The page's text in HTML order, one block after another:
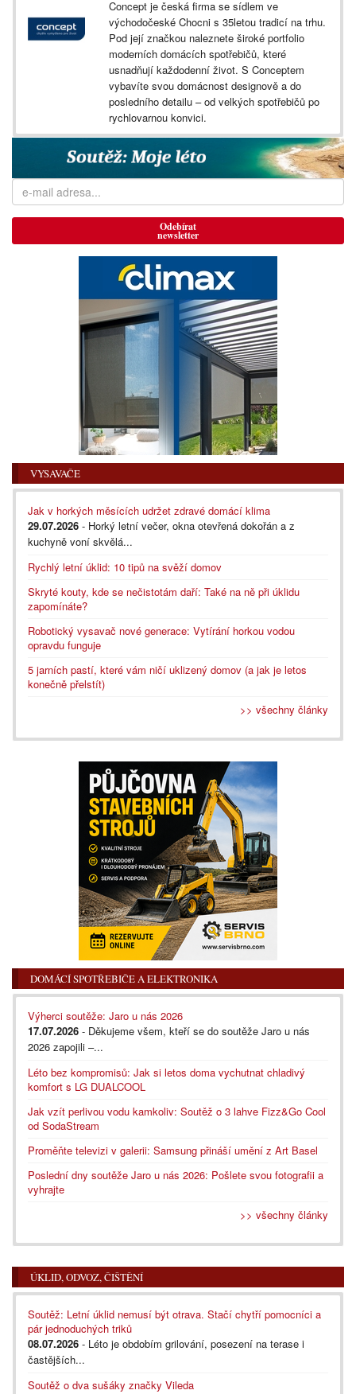
Concept je česká firma se sídlem ve
východočeské Chocni s 35letou tradicí na trhu.
Pod její značkou naleznete široké portfolio
moderních domácích spotřebičů, které
usnadňují každodenní život. S Conceptem
vybavíte svou domácnost designově a do
posledního detailu – od velkých spotřebičů po
rychlovarnou konvici.
Odebírat
newsletter
VYSAVAČE
Jak v horkých měsících udržet zdravé domácí klima
29.07.2026 - Horký letní večer, okna otevřená dokořán a z
kuchyně voní skvělá...
Rychlý letní úklid: 10 tipů na svěží domov
Skryté kouty, kde se nečistotám daří: Také na ně při úklidu
zapomínáte?
Robotický vysavač nové generace: Vytírání horkou vodou
opravdu funguje
5 jarních pastí, které vám ničí uklizený domov (a jak je letos
konečně přelstít)
>> všechny články
DOMÁCÍ SPOTŘEBIČE A ELEKTRONIKA
Výherci soutěže: Jaro u nás 2026
17.07.2026 - Děkujeme všem, kteří se do soutěže Jaro u nás
2026 zapojili –...
Léto bez kompromisů: Jak si letos doma vychutnat chladivý
komfort s LG DUALCOOL
Jak vzít perlivou vodu kamkoliv: Soutěž o 3 lahve Fizz&Go Cool
od SodaStream
Proměňte televizi v galerii: Samsung přináší umění z Art Basel
Poslední dny soutěže Jaro u nás 2026: Pošlete svou fotografii a
vyhrajte
>> všechny články
ÚKLID, ODVOZ, ČIŠTĚNÍ
Soutěž: Letní úklid nemusí být otrava. Stačí chytří pomocníci a
pár jednoduchých triků
08.07.2026 - Léto je obdobím grilování, posezení na terase i
častějších...
Soutěž o dva sušáky značky Vileda